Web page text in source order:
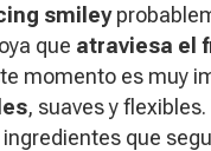
smiley
que atraviesa el
momento es muy
, suaves y
que